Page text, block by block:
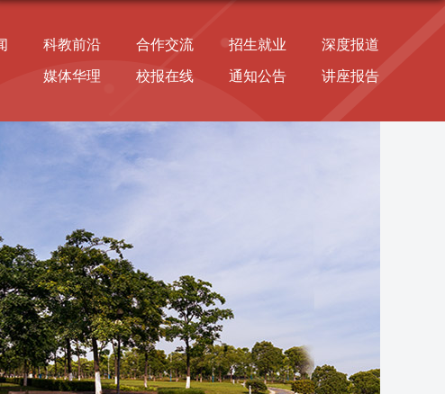
科教前沿 合作交流 招生就业 深度报道
媒体华理 校报在线 通知公告 讲座报告